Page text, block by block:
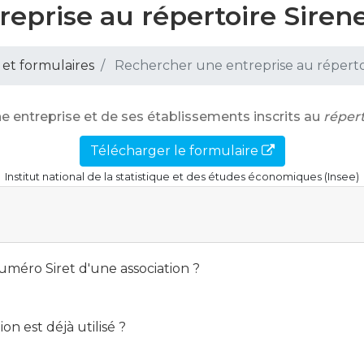
au répertoire
et formulaires Rechercher une entreprise au
entreprise et de ses établissements inscrits au
Télécharger le formulaire
Institut national de la statistique et des études économiques (Insee)
Siret d'une association ?
est déjà utilisé ?